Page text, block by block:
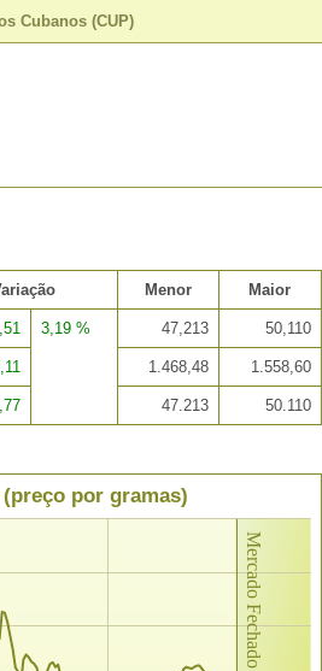
Cubanos (CUP)
Menor Maior
3,19 % 47,213 50,110
1.468,48 1.558,60
47.213 50.110
Mercado Fechado
por gramas)